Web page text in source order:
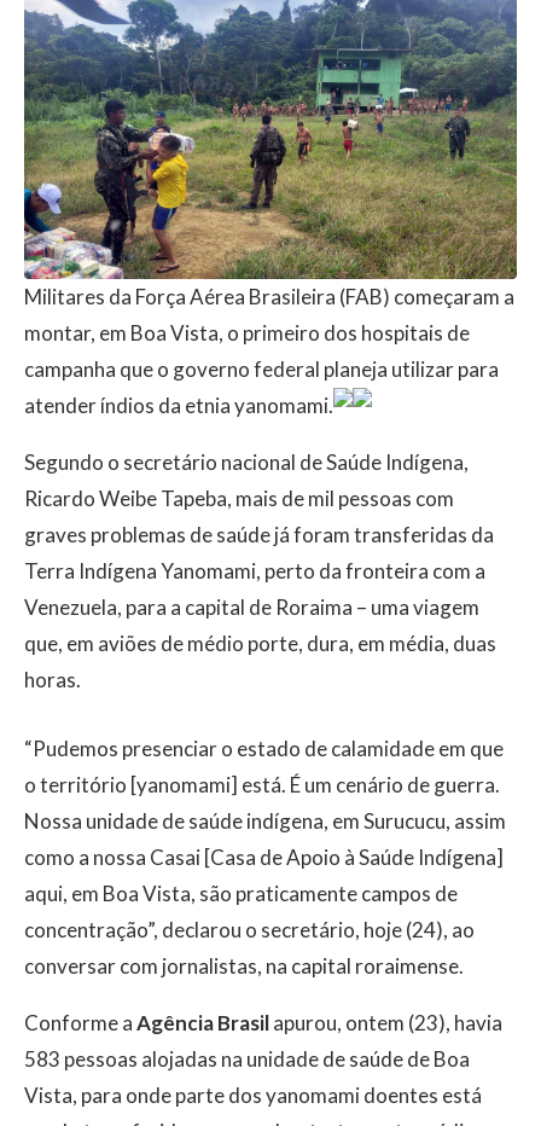
Militares da Força Aérea Brasileira (FAB) começaram a
montar, em Boa Vista, o primeiro dos hospitais de
campanha que o governo federal planeja utilizar para
atender índios da etnia yanomami.
Segundo o secretário nacional de Saúde Indígena,
Ricardo Weibe Tapeba, mais de mil pessoas com
graves problemas de saúde já foram transferidas da
Terra Indígena Yanomami, perto da fronteira com a
Venezuela, para a capital de Roraima – uma viagem
que, em aviões de médio porte, dura, em média, duas
horas.
“Pudemos presenciar o estado de calamidade em que
o território [yanomami] está. É um cenário de guerra.
Nossa unidade de saúde indígena, em Surucucu, assim
como a nossa Casai [Casa de Apoio à Saúde Indígena]
aqui, em Boa Vista, são praticamente campos de
concentração”, declarou o secretário, hoje (24), ao
conversar com jornalistas, na capital roraimense.
Conforme aAgência Brasilapurou, ontem (23), havia
583 pessoas alojadas na unidade de saúde de Boa
Vista, para onde parte dos yanomami doentes está